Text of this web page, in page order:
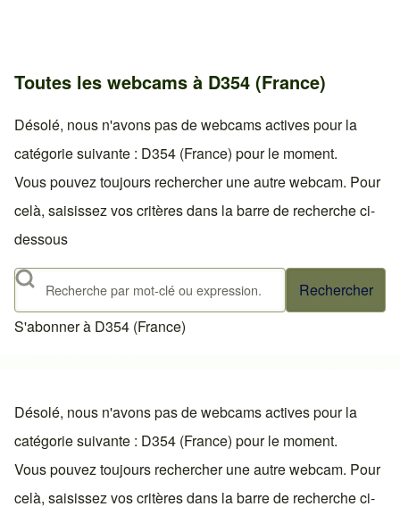
Toutes les webcams à D354 (France)
Désolé, nous n'avons pas de webcams actives pour la
catégorie suivante : D354 (France) pour le moment.
Vous pouvez toujours rechercher une autre webcam. Pour
celà, saisissez vos critères dans la barre de recherche ci-
dessous
Rechercher
S'abonner à D354 (France)
Désolé, nous n'avons pas de webcams actives pour la
catégorie suivante : D354 (France) pour le moment.
Vous pouvez toujours rechercher une autre webcam. Pour
celà, saisissez vos critères dans la barre de recherche ci-